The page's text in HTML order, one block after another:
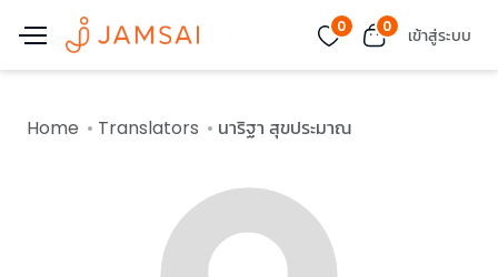
0 0 เข้าสู่ระบบ
Home Translators นาริฐา สุขประมาณ